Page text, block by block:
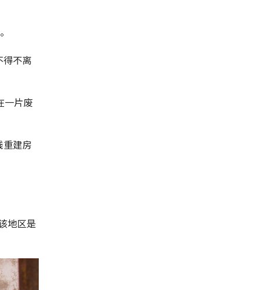
不离
一片废
建房
地区是